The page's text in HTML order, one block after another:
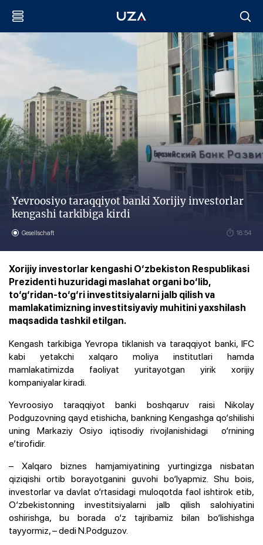
Yevroosiyo taraqqiyot banki Xorijiy investorlar
kengashi tarkibiga kirdi
Gesellschaft 18:54
Xorijiy investorlar kengashi O‘zbekiston Respublikasi
Prezidenti huzuridagi maslahat organi bo‘lib,
to‘g‘ridan-to‘g‘ri investitsiyalarni jalb qilish va
mamlakatimizning investitsiyaviy muhitini yaxshilash
maqsadida tashkil etilgan.
Kengash tarkibiga Yevropa tiklanish va taraqqiyot banki, IFC
kabi yetakchi xalqaro moliya institutlari hamda
mamlakatimizda faoliyat yuritayotgan yirik xorijiy
kompaniyalarkiradi.
Yevroosiyo taraqqiyot banki boshqaruv raisi Nikolay
Podguzovning qayd etishicha, bankning Kengashga qo‘shilishi
uning Markaziy Osiyo iqtisodiy rivojlanishidagi o‘rnining
e’tirofidir.
– Xalqaro biznes hamjamiyatining yurtingizga nisbatan
qiziqishi ortib borayotganini guvohi bo‘lyapmiz. Shu bois,
investorlar va davlat o‘rtasidagi muloqotda faol ishtirok etib,
O‘zbekistonning investitsiyalarni jalb qilish salohiyatini
oshirishga, bu borada o‘z tajribamiz bilan bo‘lishishga
tayyormiz, – dedi N.Podguzov.